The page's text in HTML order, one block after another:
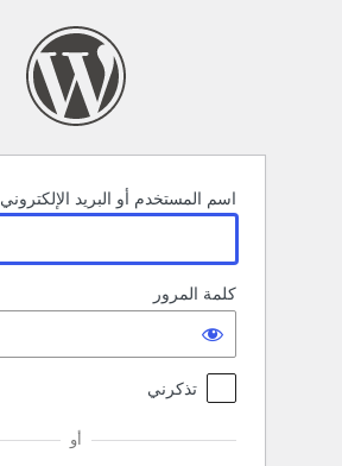
اسم المستخدم أو البريد الإلكتروني
كلمة المرور
تذكرني
أو